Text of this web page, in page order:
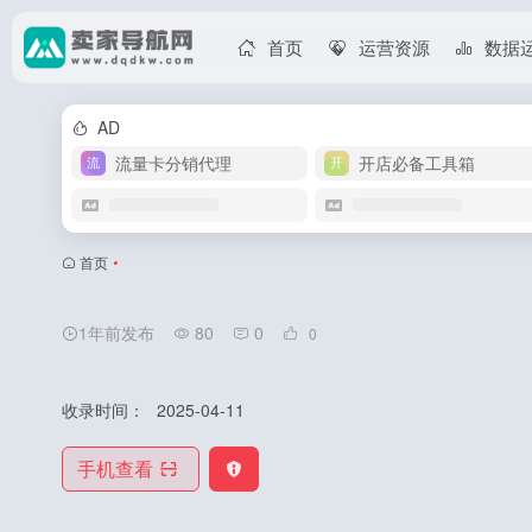
首页 运营资源 数据
AD
流量卡分销代理
开店必备工具箱
首页 •
1年前发布 80 0 0
收录时间： 2025-04-11
手机查看